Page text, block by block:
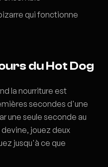
qui fonctionne
du Hot Dog
la nourriture est
secondes d'une
une seule seconde au
jouez deux
jusqu'à ce que